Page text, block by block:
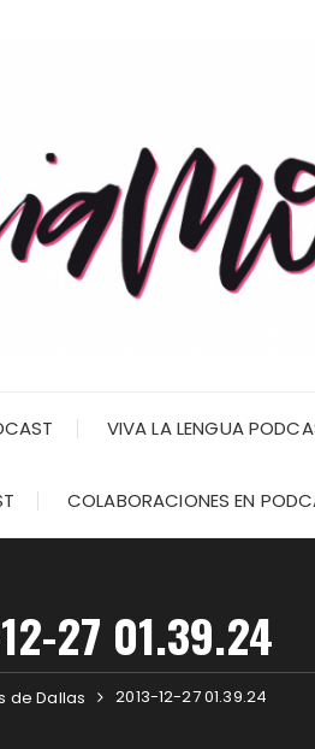
VIVA LA LENGUA
COLABORACIONES EN
27 01.39.24
de Dallas 2013-12-27 01.39.24